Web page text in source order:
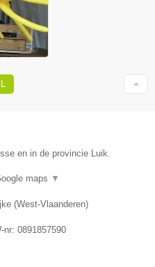
en in de provincie Luik.
maps ▼
(West-Vlaanderen)
nr: 0891857590